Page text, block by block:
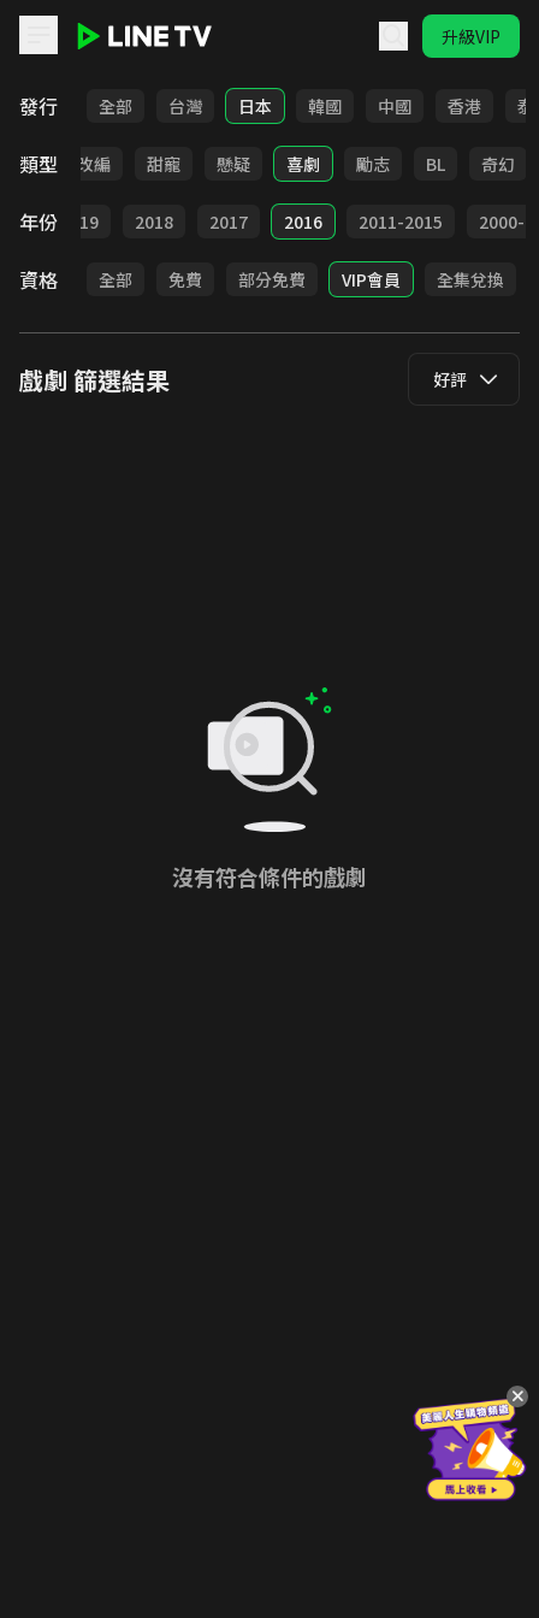
升級VIP
發行 全部 台灣 日本 韓國 中國 香港 泰
類型
都會 改編 甜寵 懸疑 喜劇 勵志 BL 奇幻
年份 2019 2018 2017 2016 2011-2015 2000-
資格 全部 免費 部分免費 VIP會員 全集兌換
戲劇 篩選結果 好評
沒有符合條件的戲劇